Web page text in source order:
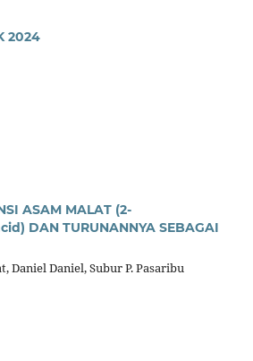
2024
ASAM MALAT (2-
DAN TURUNANNYA SEBAGAI
Daniel Daniel, Subur P. Pasaribu